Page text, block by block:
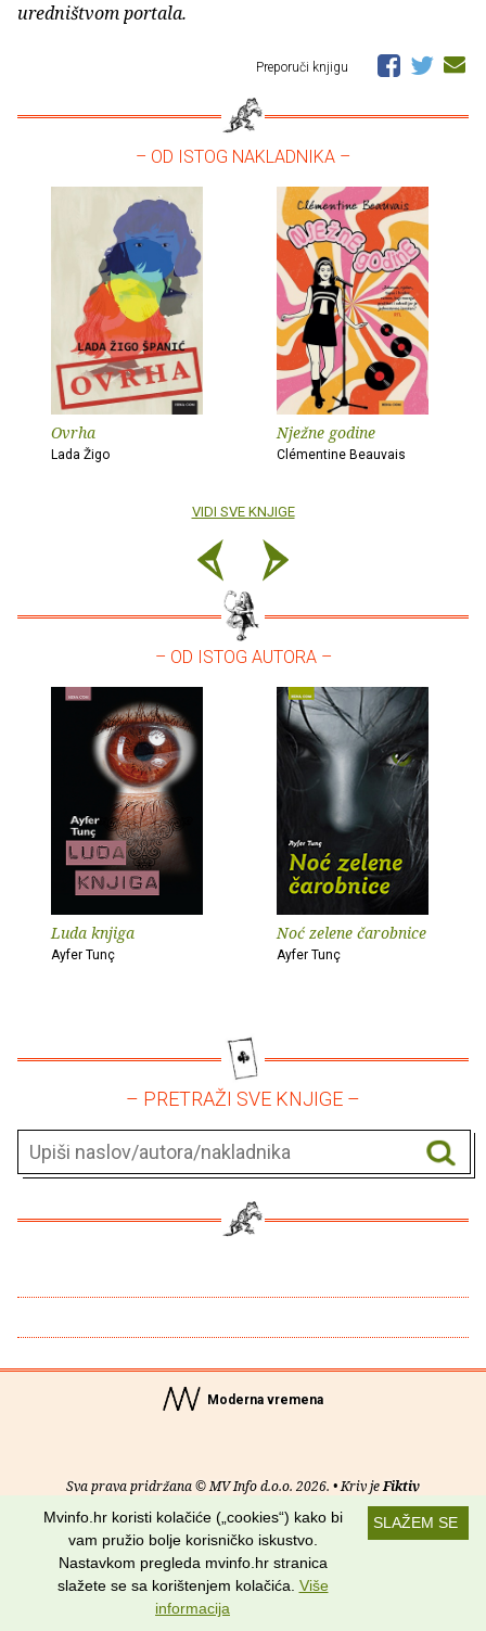
uredništvom portala.
Preporuči knjigu
– OD ISTOG NAKLADNIKA –
Ovrha
Lada Žigo
Nježne godine
Clémentine Beauvais
VIDI SVE KNJIGE
– OD ISTOG AUTORA –
Luda knjiga
Ayfer Tunç
Noć zelene čarobnice
Ayfer Tunç
– PRETRAŽI SVE KNJIGE –
Moderna vremena
Sva prava pridržana © MV Info d.o.o. 2026. • Kriv jeFiktiv
O nama• Pomoć• Uvjeti korištenja•RSS kanali
Potraži nas na:
SLAŽEM SE
Mvinfo.hr koristi kolačiće („cookies“) kako bi
vam pružio bolje korisničko iskustvo.
Nastavkom pregleda mvinfo.hr stranica
slažete se sa korištenjem kolačića. Više
informacija